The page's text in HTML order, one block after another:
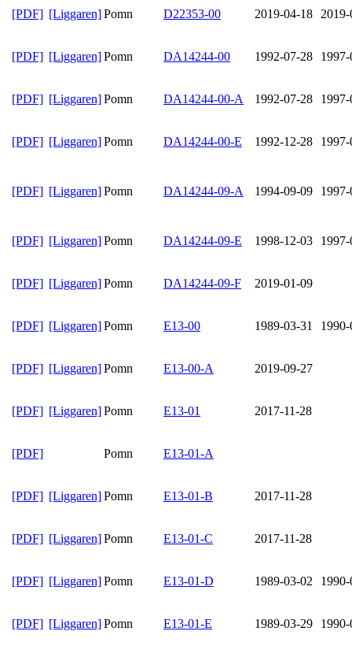
[PDF] [Liggaren]Pomn D22353-00 2019-04-18
[PDF] [Liggaren]Pomn DA14244-00 1992-07-28
[PDF] [Liggaren]Pomn DA14244-00-A 1992-07-28
[PDF] [Liggaren]Pomn DA14244-00-E 1992-12-28
[PDF] [Liggaren]Pomn DA14244-09-A 1994-09-09
[PDF] [Liggaren]Pomn DA14244-09-E 1998-12-03
[PDF] [Liggaren]Pomn DA14244-09-F 2019-01-09
[PDF] [Liggaren]Pomn E13-00 1989-03-31
[PDF] [Liggaren]Pomn E13-00-A 2019-09-27
[PDF] [Liggaren]Pomn E13-01 2017-11-28
[PDF] Pomn E13-01-A
[PDF] [Liggaren]Pomn E13-01-B 2017-11-28
[PDF] [Liggaren]Pomn E13-01-C 2017-11-28
[PDF] [Liggaren]Pomn E13-01-D 1989-03-02
[PDF] [Liggaren]Pomn E13-01-E 1989-03-29